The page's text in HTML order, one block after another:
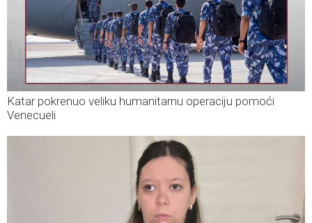
Katar pokrenuo veliku humanitarnu operaciju pomoći
Venecueli